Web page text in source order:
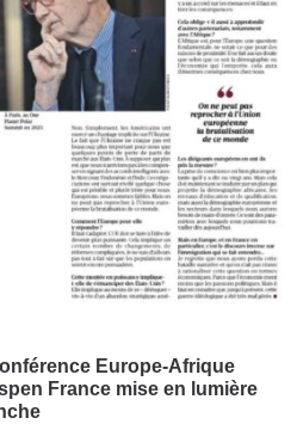
Europe-Afrique
France mise en lumière